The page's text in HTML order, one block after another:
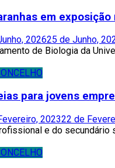
em
202625 de Junho,
de Biologia da
para jovens
202322 de
e do secundário